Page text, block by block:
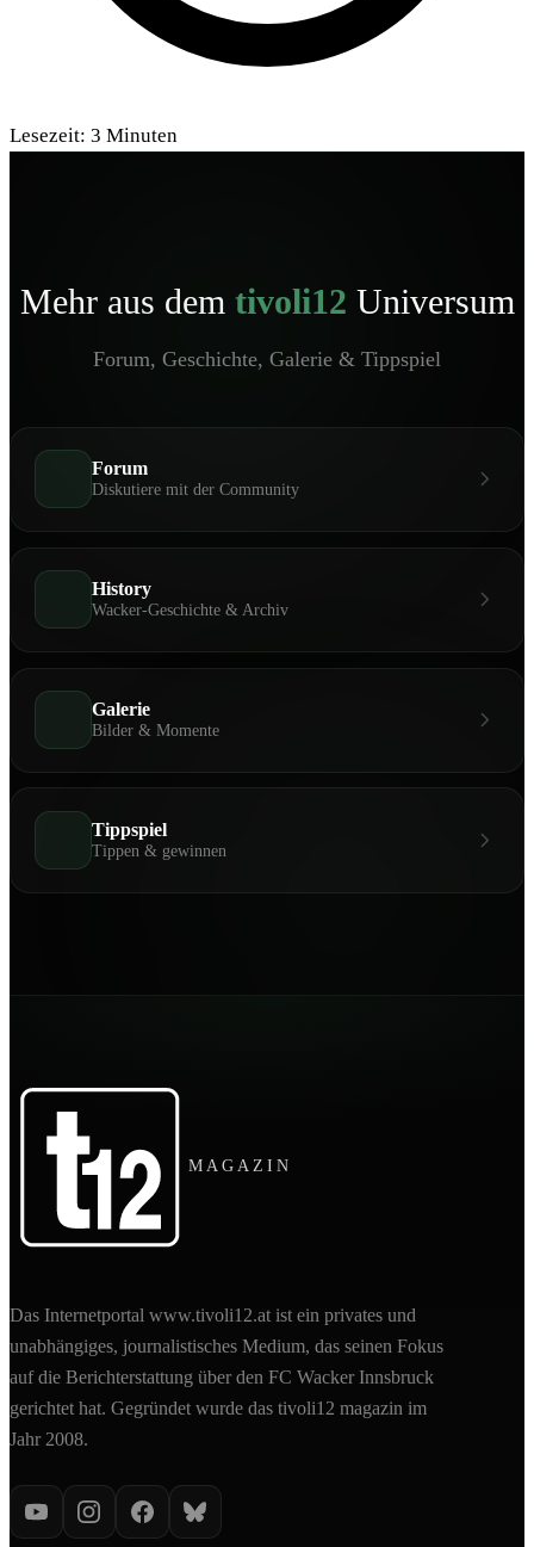
Lesezeit: 3 Minuten
Mehr aus dem tivoli12 Universum
Forum, Geschichte, Galerie & Tippspiel
Forum
Diskutiere mit der Community
History
Wacker-Geschichte & Archiv
Galerie
Bilder & Momente
Tippspiel
Tippen & gewinnen
MAGAZIN
Das Internetportal www.tivoli12.at ist ein privates und
unabhängiges, journalistisches Medium, das seinen Fokus
auf die Berichterstattung über den FC Wacker Innsbruck
gerichtet hat. Gegründet wurde das tivoli12 magazin im
Jahr 2008.